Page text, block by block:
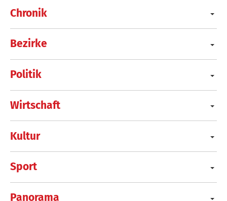
Chronik
Bezirke
Politik
Wirtschaft
Kultur
Sport
Panorama